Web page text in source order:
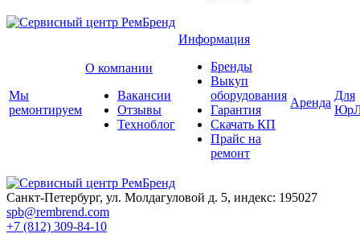
Мы
ремонтируем
О компании
Вакансии
Отзывы
Техноблог
Информация
Бренды
Выкуп
оборудования
Гарантия
Скачать КП
Прайс на
ремонт
Аренда
Для
Санкт-Петербург, ул. Молдагуловой д. 5, индекс: 195027
spb@rembrend.com
+7 (812) 309-84-10